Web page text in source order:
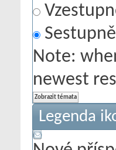
Sestupně
Note:
newest
Legenda